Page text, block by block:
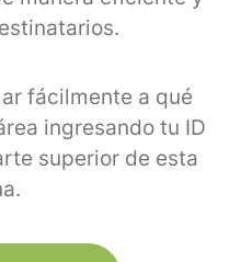
fácilmente a qué
ingresando tu ID
superior de esta